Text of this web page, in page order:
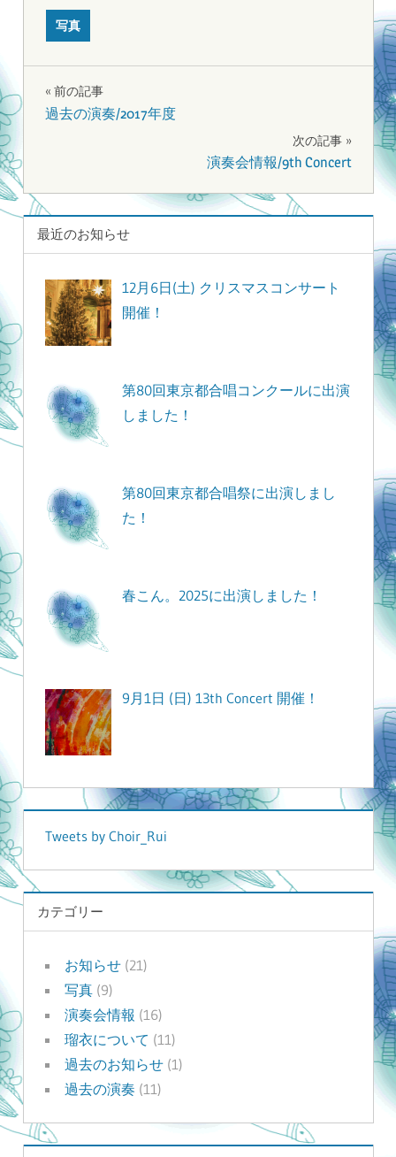
写真
投
ビ
ゲ
シ
ョ
前の記事
過去の演奏/2017年度
次の記事
演奏会情報/9th Concert
最近のお知らせ
12月6日(土) クリスマスコンサート
開催！
第80回東京都合唱コンクールに出演
しました！
第80回東京都合唱祭に出演しまし
た！
春こん。2025に出演しました！
9月1日 (日) 13th Concert 開催！
Tweets by Choir_Rui
カテゴリー
お知らせ(21)
写真(9)
演奏会情報 (16)
瑠衣について (11)
過去のお知らせ(1)
過去の演奏 (11)